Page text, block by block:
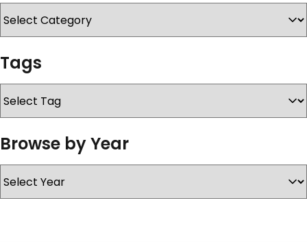
KONTAKT
Tags
Browse by Year